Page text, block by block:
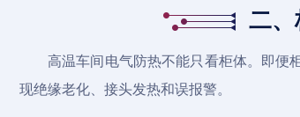
二
高温车间电气防热不能只看柜体。即便
现绝缘老化、接头发热和误报警。